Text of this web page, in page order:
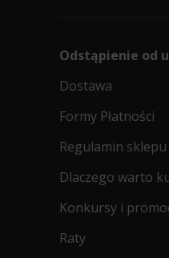
Odstąpienie od
Dostawa
Formy Płatności
Regulamin sklepu
Dlaczego warto
Konkursy i
Raty